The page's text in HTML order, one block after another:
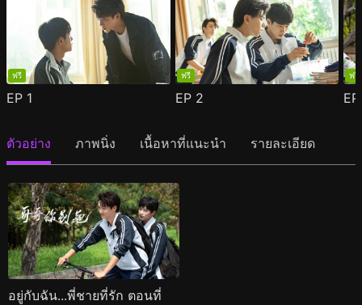
ฟรี
EP 1
ฟรี
EP 2
ฟรี
ตัวอย่าง ภาพนิ่ง เนื้อหาที่แนะนำ รายละเอียด
อยู่กับฉัน...พี่ชายที่รัก ตอนที่